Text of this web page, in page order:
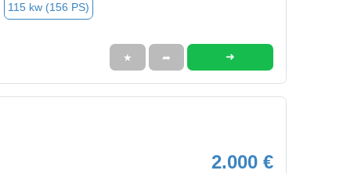
115 kw (156 PS)
★ ➦ ➜
2.000 €